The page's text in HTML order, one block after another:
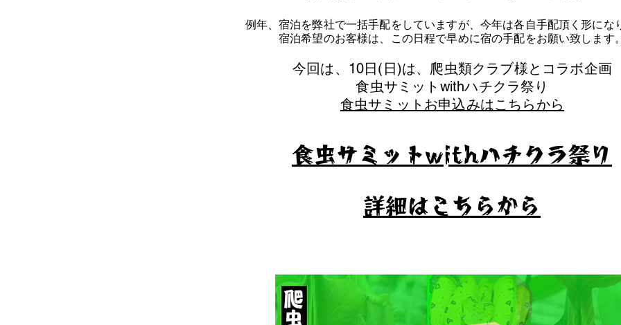
例年、宿泊を弊社で一括手配をしていますが、今年は各自手配頂く形にな
​宿泊希望のお客様は、この日程で早めに宿の手配をお願い致します。
​今回は、10日(日)は、爬虫類クラブ様とコラボ企画
​食虫サミットwithハチクラ祭り
食虫サミットお申込みはこちらから
食虫サミットwithハチクラ祭り
​詳細はこちらから